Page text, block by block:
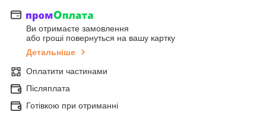
Ви отримаєте замовлення
або гроші повернуться на вашу картку
Детальніше
Оплатити частинами
Післяплата
Готівкою при отриманні